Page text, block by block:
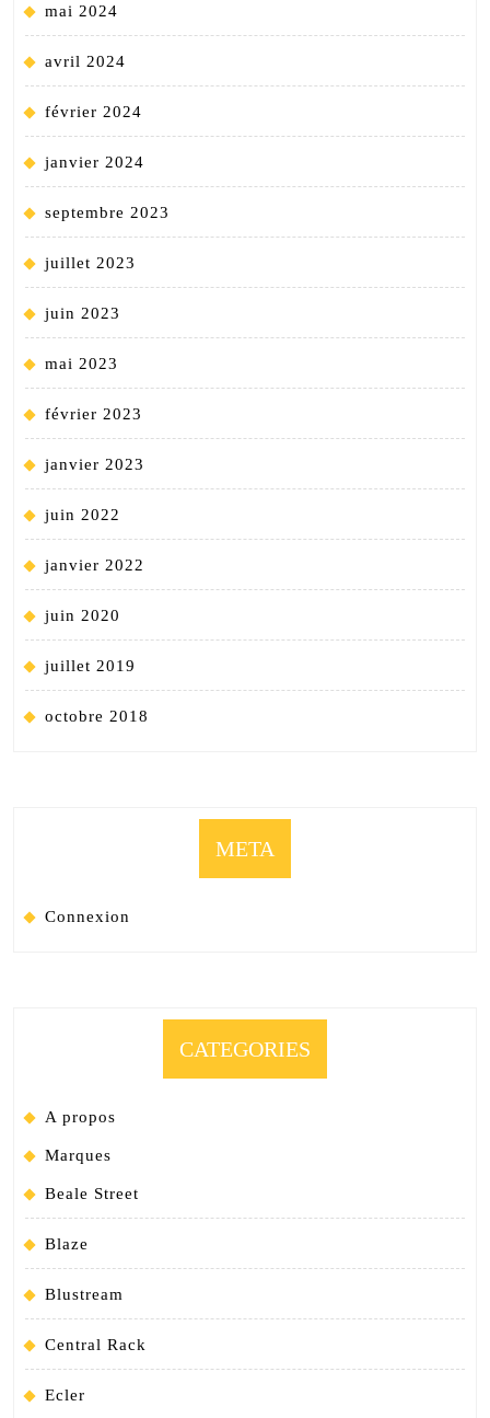
mai 2024
avril 2024
février 2024
janvier 2024
septembre 2023
juillet 2023
juin 2023
mai 2023
février 2023
janvier 2023
juin 2022
janvier 2022
juin 2020
juillet 2019
octobre 2018
META
Connexion
CATEGORIES
A propos
Marques
Beale Street
Blaze
Blustream
Central Rack
Ecler